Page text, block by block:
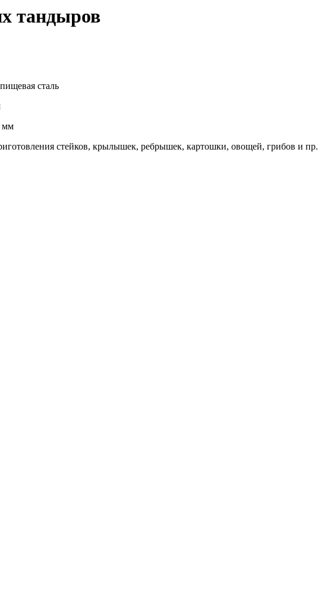
тандыров
сталь
стейков, крылышек, ребрышек, картошки, овощей, грибов и пр.